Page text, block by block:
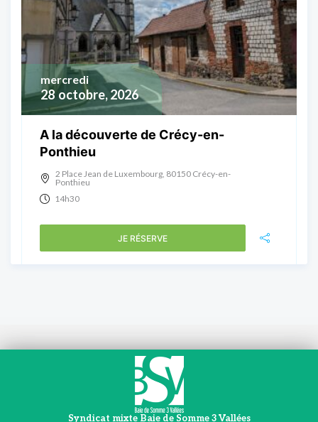
28 octobre, 2026
mercredi
A la découverte de Crécy-en-
Ponthieu
2 Place Jean de Luxembourg, 80150 Crécy-en-
Ponthieu
14h30
JE RÉSERVE
Syndicat mixte Baie de Somme 3 Vallées